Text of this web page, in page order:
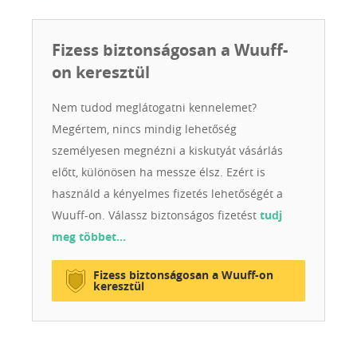
każdej rodziny. 💛 Jeśli marzysz o owczarku
australijskim, który będzie Twoim najlepszym
Fizess biztonságosan a Wuuff-
on keresztül
Nem tudod meglátogatni kennelemet?
Megértem, nincs mindig lehetőség
személyesen megnézni a kiskutyát vásárlás
előtt, különösen ha messze élsz. Ezért is
használd a kényelmes fizetés lehetőségét a
Wuuff-on. Válassz biztonságos fizetést tudj
meg többet…
Fizess biztonságosan a Wuuff-on
keresztül